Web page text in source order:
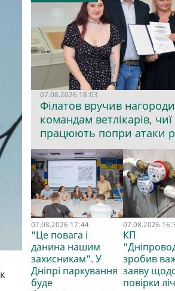
07.08.2026 18:03
Філатов вручив нагороди
командам ветлікарів, чиї
працюють попри атаки
07.08.2026 17:44
"Це повага і
данина нашим
захисникам". У
Дніпрі паркування
буде
07.08.2026
КП
зробив
заяву
повірки